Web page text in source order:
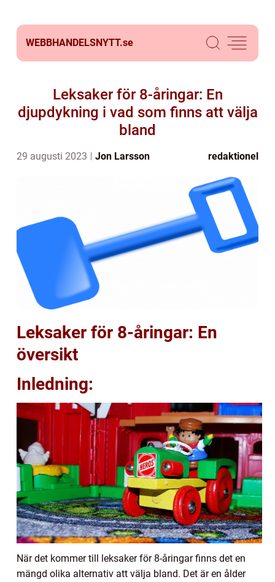
WEBBHANDELSNYTT.se
Leksaker för 8-åringar: En
djupdykning i vad som finns att välja
bland
29 augusti 2023 Jon Larsson redaktionel
Leksaker för 8-åringar: En
översikt
Inledning:
När det kommer till leksaker för 8-åringar finns det en
mängd olika alternativ att välja bland. Det är en ålder